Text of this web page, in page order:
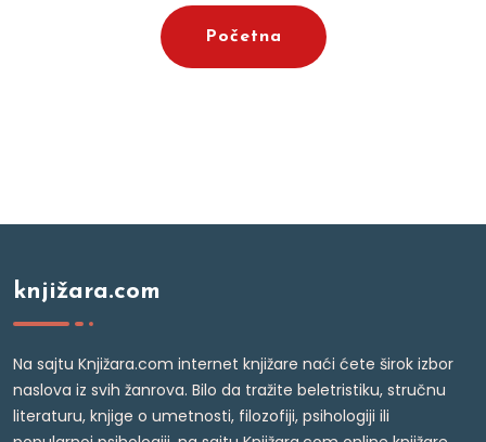
Početna
knjižara.com
Na sajtu Knjižara.com internet knjižare naći ćete širok izbor
naslova iz svih žanrova. Bilo da tražite beletristiku, stručnu
literaturu, knjige o umetnosti, filozofiji, psihologiji ili